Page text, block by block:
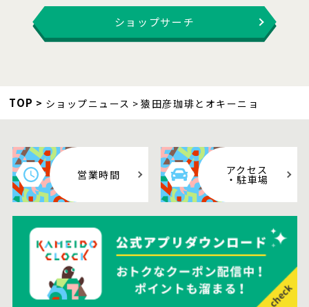
ショップサーチ
TOP ショップニュース 猿田彦珈琲とオキーニョ
営業時間 アクセス
・駐車場